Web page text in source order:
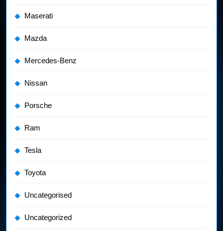
Maserati
Mazda
Mercedes-Benz
Nissan
Porsche
Ram
Tesla
Toyota
Uncategorised
Uncategorized